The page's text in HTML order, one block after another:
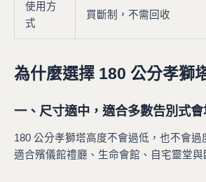
使用方
式
買斷制，不需回收
為什麼選擇 180 公分孝獅
一、尺寸適中，適合多數告別式會
180 公分孝獅塔高度不會過低，也不會過
適合殯儀館禮廳、生命會館、自宅靈堂與